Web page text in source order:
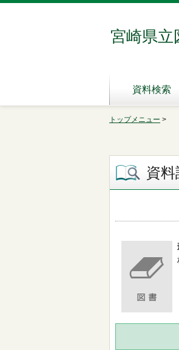
宮崎県立
資料検索
トップメニュー >
資